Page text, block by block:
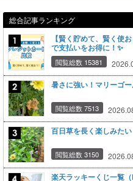
総合記事ランキング
【賢く貯めて、賢く使
で支払いをお得に！✨
閲覧総数 15381
暑さに強い！マリーゴ
閲覧総数 7513
百日草を長く楽しみたい
閲覧総数 3150
楽天ラッキーくじ一覧（